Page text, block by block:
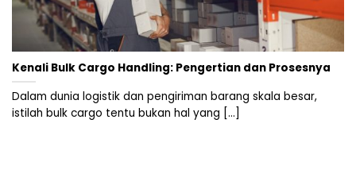
Kenali Bulk Cargo Handling: Pengertian dan Prosesnya
Dalam dunia logistik dan pengiriman barang skala besar,
istilah bulk cargo tentu bukan hal yang [...]